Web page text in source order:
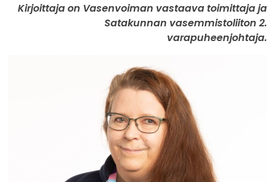
Kirjoittaja on Vasenvoiman vastaava toimittaja ja
Satakunnan vasemmistoliiton 2.
varapuheenjohtaja.